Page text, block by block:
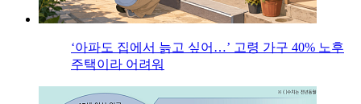
‘아파도 집에서 늙고 싶어…’ 고령 가구 40% 노후
주택이라 어려워